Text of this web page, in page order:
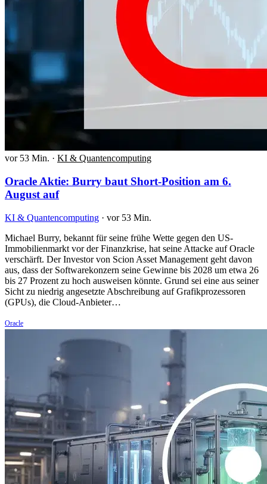
vor 53 Min. · KI & Quantencomputing
Oracle Aktie: Burry baut Short-Position am 6.
August auf
KI & Quantencomputing · vor 53 Min.
Michael Burry, bekannt für seine frühe Wette gegen den US-
Immobilienmarkt vor der Finanzkrise, hat seine Attacke auf Oracle
verschärft. Der Investor von Scion Asset Management geht davon
aus, dass der Softwarekonzern seine Gewinne bis 2028 um etwa 26
bis 27 Prozent zu hoch ausweisen könnte. Grund sei eine aus seiner
Sicht zu niedrig angesetzte Abschreibung auf Grafikprozessoren
(GPUs), die Cloud-Anbieter…
Oracle